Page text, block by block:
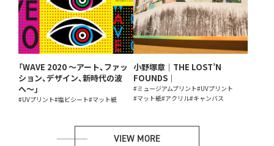
「WAVE 2020 〜アート、ファッ
ション、デザイン、新時代の波
へ〜」
#UVプリント#塩ビシート#マット紙
小野塚章｜THE LOST’N
FOUNDS｜
#ミュージアムプリント#UVプリント
#マット紙#アクリル#キャンバス
VIEW MORE